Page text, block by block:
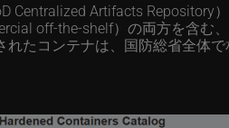
Centralized Artifacts Repository
off-the-shelf）の両方を含
たコンテナは、国防総省全体で